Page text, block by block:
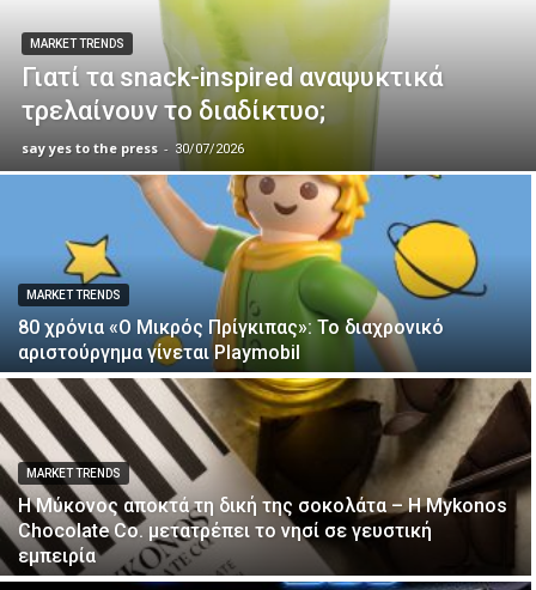
MARKET TRENDS
Γιατί τα snack-inspired αναψυκτικά
τρελαίνουν το διαδίκτυο;
say yes to the press - 30/07/2026
MARKET TRENDS
80 χρόνια «Ο Μικρός Πρίγκιπας»: Το διαχρονικό
αριστούργημα γίνεται Playmobil
MARKET TRENDS
Η Μύκονος αποκτά τη δική της σοκολάτα – Η Mykonos
Chocolate Co. μετατρέπει το νησί σε γευστική
εμπειρία